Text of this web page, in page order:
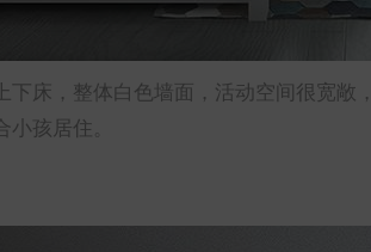
下床，整体白色墙面，活动空间很宽
孩居住。